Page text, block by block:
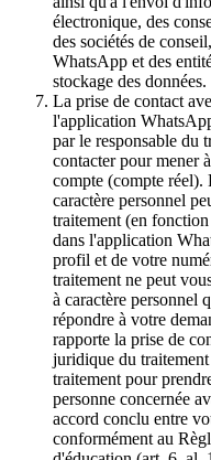
électronique, des
des sociétés de
WhatsApp et des
stockage des données.
La prise de contact
l'application
par le responsable du
contacter pour mener
compte (compte réel).
caractère personnel
traitement (en
dans l'application
profil et de votre
traitement ne peut
à caractère personnel
répondre à votre
rapporte la prise de
juridique du traitement
traitement pour
personne concernée
accord conclu entre
conformément au